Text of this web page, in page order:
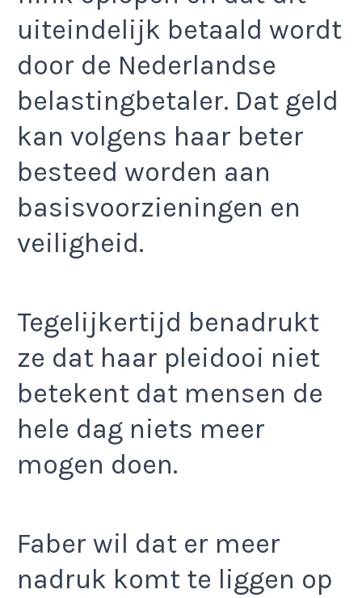
uiteindelijk betaald wordt
door de Nederlandse
belastingbetaler. Dat geld
kan volgens haar beter
besteed worden aan
basisvoorzieningen en
veiligheid.
Tegelijkertijd benadrukt
ze dat haar pleidooi niet
betekent dat mensen de
hele dag niets meer
mogen doen.
Faber wil dat er meer
nadruk komt te liggen op